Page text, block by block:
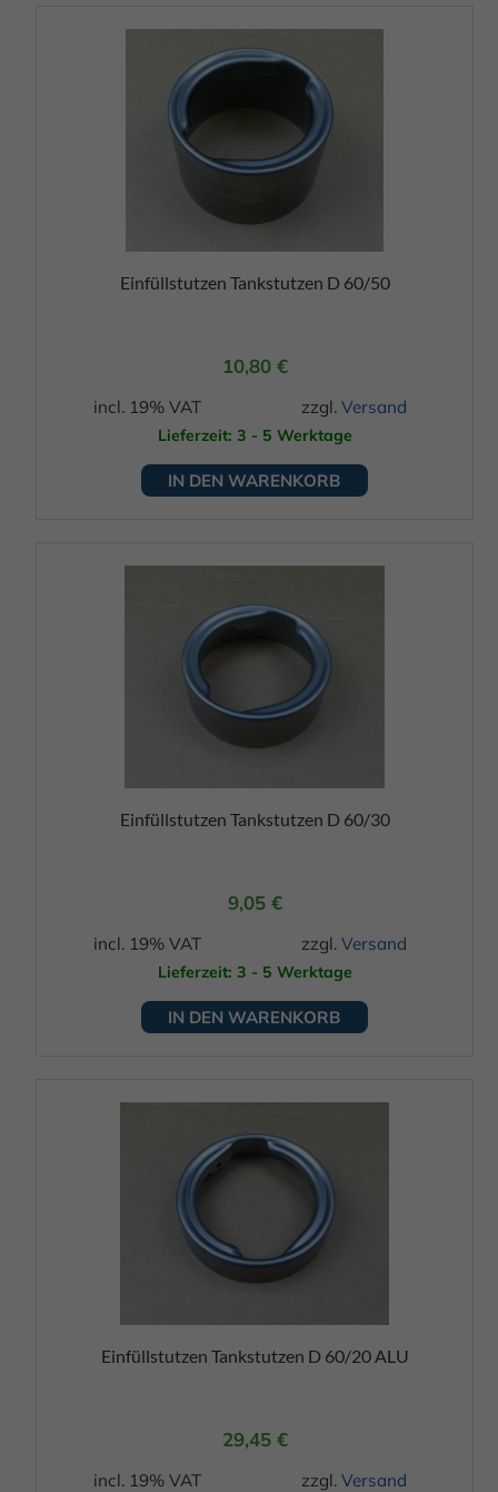
Einfüllstutzen Tankstutzen D 60/50
10,80 €
incl. 19% VAT zzgl. Versand
Lieferzeit: 3 - 5 Werktage
IN DEN WARENKORB
Einfüllstutzen Tankstutzen D 60/30
9,05 €
incl. 19% VAT zzgl. Versand
Lieferzeit: 3 - 5 Werktage
IN DEN WARENKORB
Einfüllstutzen Tankstutzen D 60/20 ALU
29,45 €
incl. 19% VAT zzgl. Versand